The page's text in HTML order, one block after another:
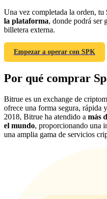
Deposit CASHCAT & Win
Share 500000
Una vez completada la orden, tu
la plataforma, donde podrá ser
billetera externa.
Empezar a operar con SPK
Por qué comprar
Bitrue es un exchange de
ofrece una forma segura, rápida
2018, Bitrue ha atendido a más
el mundo, proporcionando una
una amplia gama de servicios